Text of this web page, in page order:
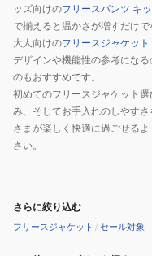
ッズ向けのフリースパンツ キ
で揃えると温かさが増すだけ
大人向けのフリースジャケット
デザインや機能性の参考にな
のもおすすめです。
初めてのフリースジャケット
み、そしてお手入れのしやす
さまが楽しく快適に過ごせる
さい。
さらに絞り込む
フリースジャケット /セール対象